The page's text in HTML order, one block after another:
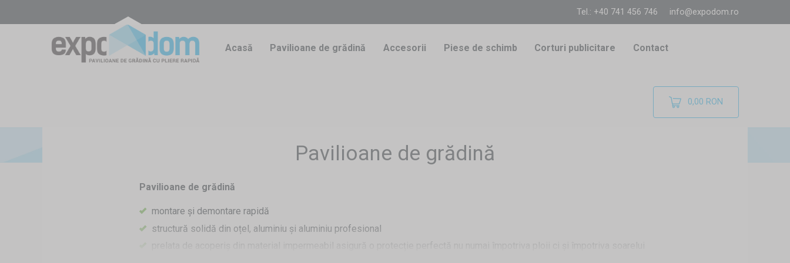
Tel.: +40 741 456 746 info@expodom.ro
Acasă Pavilioane de grădină Accesorii Piese de schimb Corturi publicitare Contact
0,00 RON
Pavilioane de grădină
Pavilioane de grădină
montare și demontare rapidă
structură solidă din oțel, aluminiu și aluminiu profesional